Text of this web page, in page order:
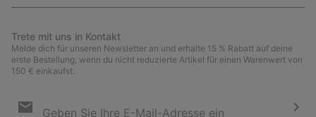
Trete mit uns in Kontakt
Melde dich für unseren Newsletter an und erhalte 15 % Rabatt auf deine
erste Bestellung, wenn du nicht reduzierte Artikel für einen Warenwert von
150 € einkaufst.
Anmeldung